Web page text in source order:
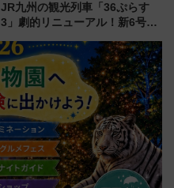
JR九州の観光列車「36ぷらす
3」劇的リニューアル！新6号車
別 “プレミアムランチ”導入･ル
ートや価格など解説